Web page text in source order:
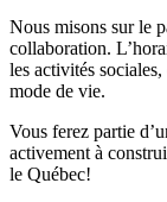
Nous misons sur le
collaboration.
les activités
mode de vie.
Vous ferez partie
activement à
le Québec!